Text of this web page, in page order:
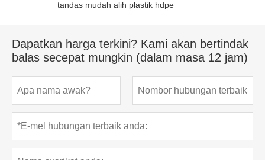
tandas mudah alih plastik hdpe
Dapatkan harga terkini? Kami akan bertindak
balas secepat mungkin (dalam masa 12 jam)